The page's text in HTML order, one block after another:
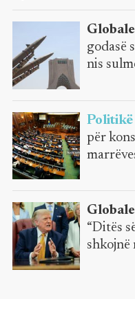
godasë
nis
Politikë
për
“Ditës
shkojnë